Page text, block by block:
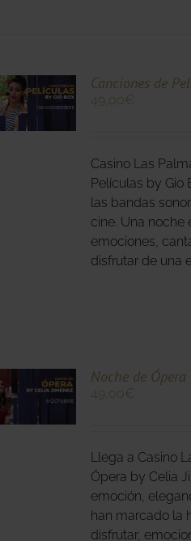
Canciones de
49,00€
Casino Las
Películas by Gio
las bandas
cine. Una noche
emociones,
disfrutar de una
Noche de
49,00€
Llega a Casino
Ópera by Celia
emoción,
han marcado la
disfrutar,